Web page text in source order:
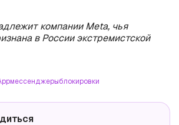
компании Meta, чья
в России экстремистской
мессенджерыблокировки